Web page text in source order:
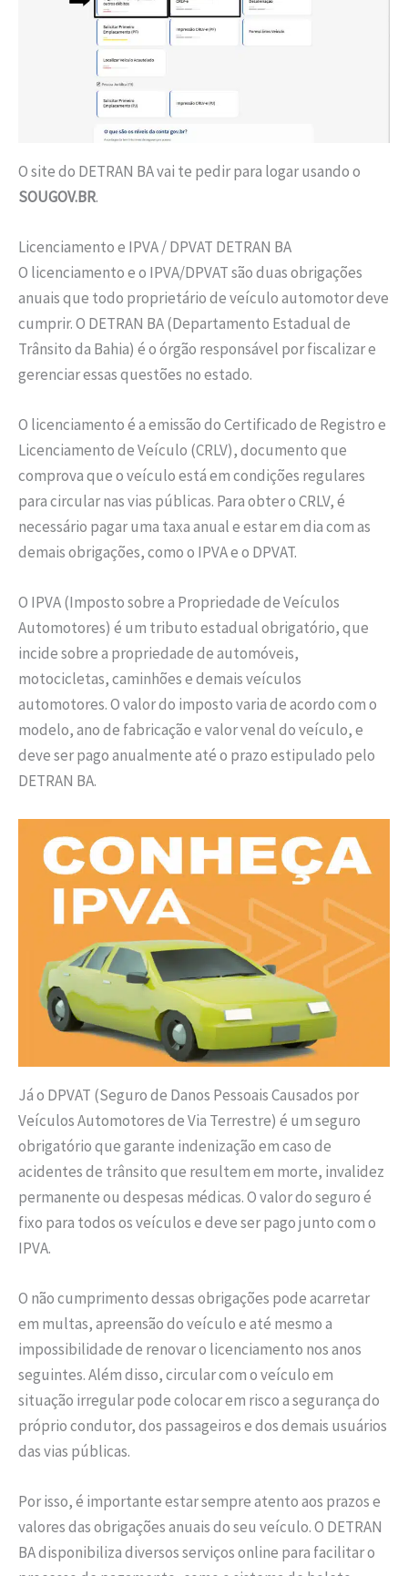
O site do DETRAN BA vai te pedir para logar usando o
SOUGOV.BR.
Licenciamento e IPVA / DPVAT DETRAN BA
O licenciamento e o IPVA/DPVAT são duas obrigações
anuais que todo proprietário de veículo automotor deve
cumprir. O DETRAN BA (Departamento Estadual de
Trânsito da Bahia) é o órgão responsável por fiscalizar e
gerenciar essas questões no estado.
O licenciamento é a emissão do Certificado de Registro e
Licenciamento de Veículo (CRLV), documento que
comprova que o veículo está em condições regulares
para circular nas vias públicas. Para obter o CRLV, é
necessário pagar uma taxa anual e estar em dia com as
demais obrigações, como o IPVA e o DPVAT.
O IPVA (Imposto sobre a Propriedade de Veículos
Automotores) é um tributo estadual obrigatório, que
incide sobre a propriedade de automóveis,
motocicletas, caminhões e demais veículos
automotores. O valor do imposto varia de acordo com o
modelo, ano de fabricação e valor venal do veículo, e
deve ser pago anualmente até o prazo estipulado pelo
DETRAN BA.
Já o DPVAT (Seguro de Danos Pessoais Causados por
Veículos Automotores de Via Terrestre) é um seguro
obrigatório que garante indenização em caso de
acidentes de trânsito que resultem em morte, invalidez
permanente ou despesas médicas. O valor do seguro é
fixo para todos os veículos e deve ser pago junto com o
IPVA.
O não cumprimento dessas obrigações pode acarretar
em multas, apreensão do veículo e até mesmo a
impossibilidade de renovar o licenciamento nos anos
seguintes. Além disso, circular com o veículo em
situação irregular pode colocar em risco a segurança do
próprio condutor, dos passageiros e dos demais usuários
das vias públicas.
Por isso, é importante estar sempre atento aos prazos e
valores das obrigações anuais do seu veículo. O DETRAN
BA disponibiliza diversos serviços online para facilitar o